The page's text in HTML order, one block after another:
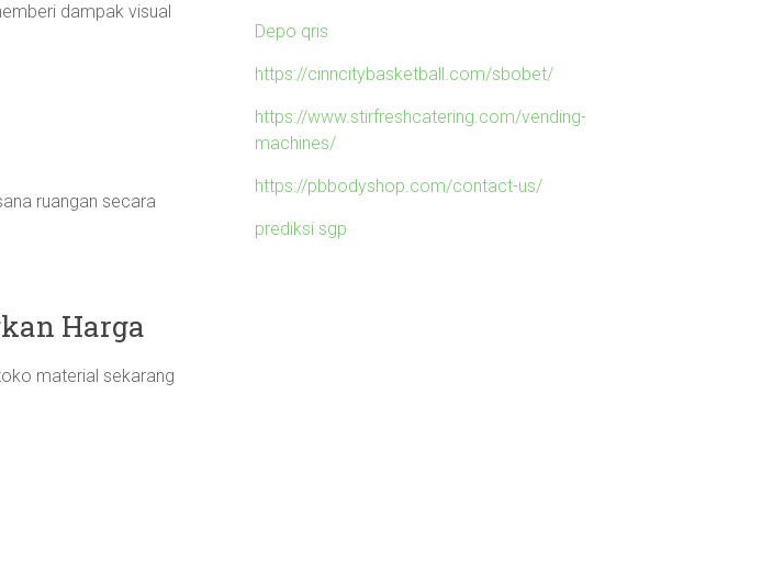
dampak visual
ruangan secara
Harga
material sekarang
Depo qris
https://cinncitybasketball.com/sbobet/
https://www.stirfreshcatering.com/vending-
machines/
https://pbbodyshop.com/contact-us/
prediksi sgp